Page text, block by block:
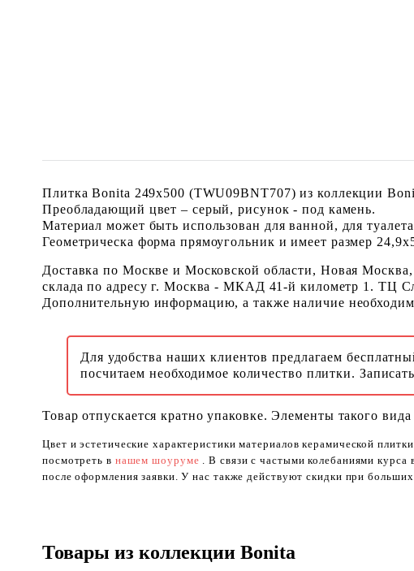
Плитка Bonita 249x500 (TWU09BNT707) из коллекции
Преобладающий цвет – серый, рисунок - под камень.
Материал может быть использован для ванной, для
Геометрическа форма прямоугольник и имеет размер
Доставка по Москве и Московской области, Новая
склада по адресу г. Москва - МКАД 41-й километр 1. ТЦ
Дополнительную информацию, а также наличие
Для удобства наших клиентов предлагаем
посчитаем необходимое количество плитки.
Товар отпускается кратно упаковке. Элементы такого
Цвет и эстетические характеристики материалов керамической
посмотреть в нашем шоуруме . В связи с частыми колебаниями
после оформления заявки. У нас также действуют скидки при больших
Товары из коллекции Bonita